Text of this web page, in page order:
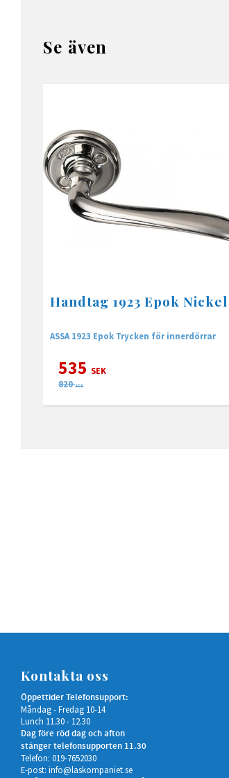
Se även
Handtag 1923 Epok Nickel
ASSA 1923 Epok Trycken för innerdörrar
535 SEK
820 SEK
Kontakta oss
Öppettider Telefonsupport:
Måndag - Fredag 10-14
Lunch 11.30 - 12.30
Dag före röd dag och afton
stänger telefonsupporten 11.30
Telefon: 019-7652030
E-post: info@laskompaniet.se